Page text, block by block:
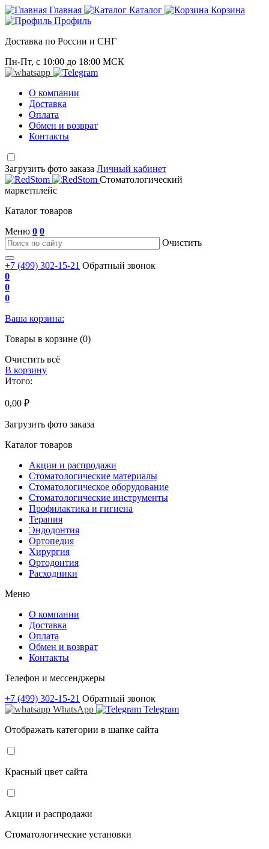
Главная Каталог
Корзина
Профиль
Доставка по России и СНГ
Пн-Пт, с 10:00 до 18:00 МСК
О компании
Доставка
Оплата
Обмен и возврат
Контакты
Загрузить фото заказа Личный кабинет
Стоматологический
маркетплейс
Каталог товаров
Меню 0 0
Очистить
+7 (499) 302-15-21 Обратный звонок
0
0
0
Ваша корзина:
Товары в корзине (0)
Очистить всё
В корзину
Итого:
0,00 ₽
Загрузить фото заказа
Каталог товаров
Акции и распродажи
Стоматологические материалы
Стоматологическое оборудование
Стоматологические инструменты
Профилактика и гигиена
Терапия
Эндодонтия
Ортопедия
Хирургия
Ортодонтия
Расходники
Меню
О компании
Доставка
Оплата
Обмен и возврат
Контакты
Телефон и мессенджеры
+7 (499) 302-15-21 Обратный звонок
WhatsApp
Telegram
Отображать категории в шапке сайта
Красный цвет сайта
Акции и распродажи
Стоматологические установки